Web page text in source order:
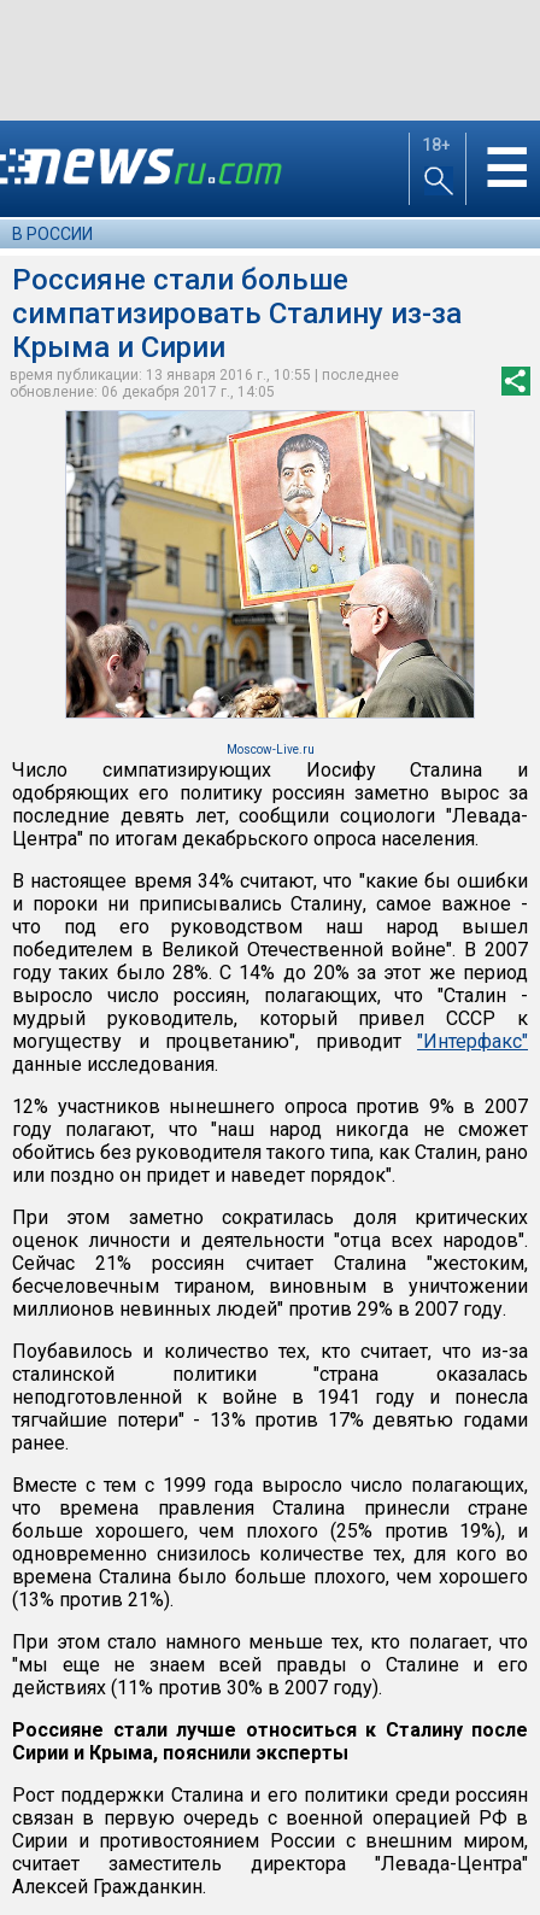
18+ ☰
В РОССИИ
Россияне стали больше
симпатизировать Сталину из-за
Крыма и Сирии
время публикации: 13 января 2016 г., 10:55 | последнее
обновление: 06 декабря 2017 г., 14:05
Moscow-Live.ru
Число симпатизирующих Иосифу Сталина и
одобряющих его политику россиян заметно вырос за
последние девять лет, сообщили социологи "Левада-
Центра" по итогам декабрьского опроса населения.
В настоящее время 34% считают, что "какие бы ошибки
и пороки ни приписывались Сталину, самое важное -
что под его руководством наш народ вышел
победителем в Великой Отечественной войне". В 2007
году таких было 28%. С 14% до 20% за этот же период
выросло число россиян, полагающих, что "Сталин -
мудрый руководитель, который привел СССР к
могуществу и процветанию", приводит "Интерфакс"
данные исследования.
12% участников нынешнего опроса против 9% в 2007
году полагают, что "наш народ никогда не сможет
обойтись без руководителя такого типа, как Сталин, рано
или поздно он придет и наведет порядок".
При этом заметно сократилась доля критических
оценок личности и деятельности "отца всех народов".
Сейчас 21% россиян считает Сталина "жестоким,
бесчеловечным тираном, виновным в уничтожении
миллионов невинных людей" против 29% в 2007 году.
Поубавилось и количество тех, кто считает, что из-за
сталинской политики "страна оказалась
неподготовленной к войне в 1941 году и понесла
тягчайшие потери" - 13% против 17% девятью годами
ранее.
Вместе с тем с 1999 года выросло число полагающих,
что времена правления Сталина принесли стране
больше хорошего, чем плохого (25% против 19%), и
одновременно снизилось количестве тех, для кого во
времена Сталина было больше плохого, чем хорошего
(13% против 21%).
При этом стало намного меньше тех, кто полагает, что
"мы еще не знаем всей правды о Сталине и его
действиях (11% против 30% в 2007 году).
Россияне стали лучше относиться к Сталину после
Сирии и Крыма, пояснили эксперты
Рост поддержки Сталина и его политики среди россиян
связан в первую очередь с военной операцией РФ в
Сирии и противостоянием России с внешним миром,
считает заместитель директора "Левада-Центра"
Алексей Гражданкин.